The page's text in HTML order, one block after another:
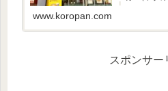
www.koropan.com
スポンサー